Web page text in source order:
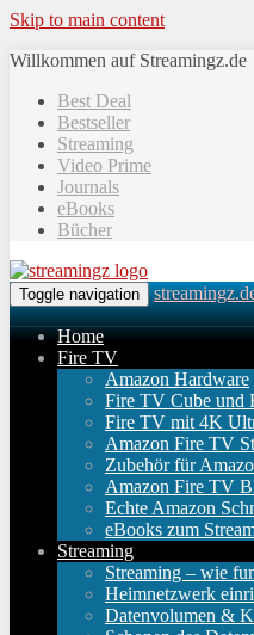
Skip to main content
Willkommen auf Streamingz.de
Best Deal
Bestseller
Streaming
Video Prime
Journals
eBooks
Bücher
Toggle navigation
Home
Fire TV
Amazon Hardware
Fire TV Cube und
Fire TV mit 4K
Amazon Fire TV
Zubehör für
Amazon Fire TV
Echte Amazon
eBooks zum
Streaming
Streaming – wie
Heimnetzwerk
Datenvolumen &